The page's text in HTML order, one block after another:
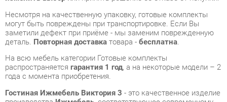
На всю мебель категории Готовые комплекты
распространяетсягарантия 1 год, а на некоторые модели – 2
года с момента приобретения.
производстваИжмебель, соответствующее современному
государственному стандарту.
Надеемся, вы останетесь довольны вашим приобретением, и
будем рады, если вы оставите отзыв об опыте его
использования, который поможет сориентироваться нашим